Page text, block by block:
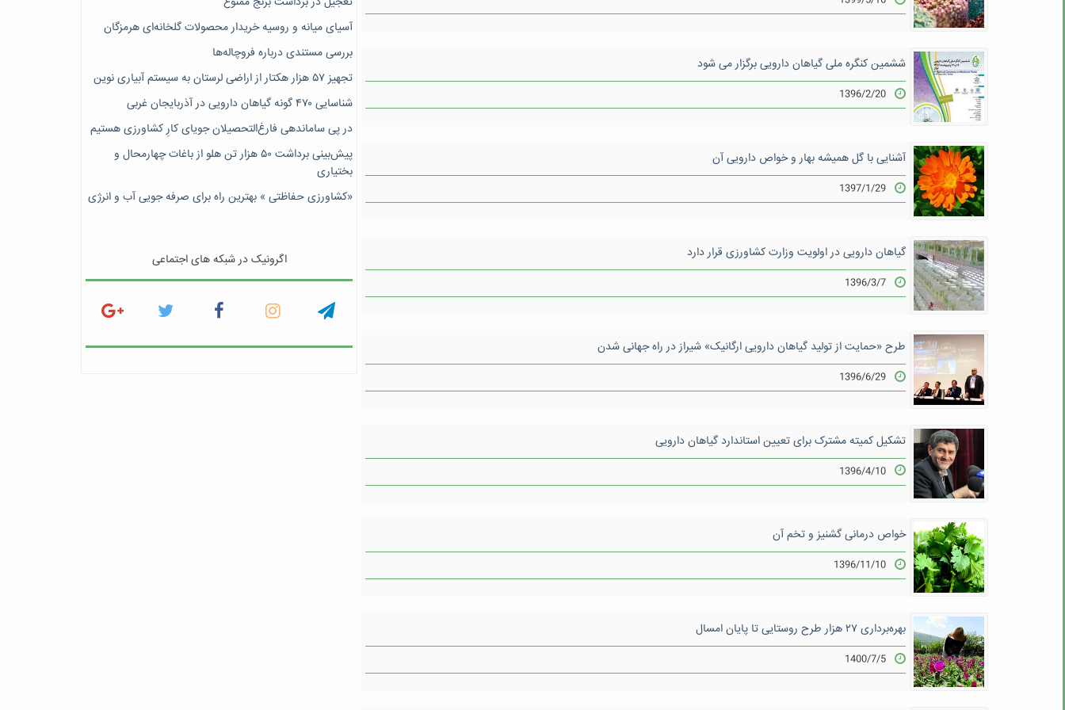
ششمین كنگره ملی گیاهان دارویی برگزار می شود
1396/2/20
آشنایی با گل همیشه بهار و خواص دارویی آن
1397/1/29
گیاهان دارویی در اولویت وزارت کشاورزی قرار دارد
1396/3/7
طرح «حمایت از تولید گیاهان دارویی ارگانیک» شیراز در راه جهانی شدن
1396/6/29
تشکیل کمیته مشترک برای تعیین استاندارد گیاهان دارویی
1396/4/10
خواص درمانی گشنیز و تخم آن
1396/11/10
بهره‌برداری ۲۷ هزار طرح روستایی تا پایان امسال
1400/7/5
آسیای میانه و روسیه خریدار محصولات گلخانه‌ای هرمزگان
بررسی مستندی درباره فروچاله‌ها
تجهیز ۵۷ هزار هکتار از اراضی لرستان به سیستم آبیاری نوین
شناسایی ۴۷٠ گونه گیاهان دارویی در آذربایجان غربی
در پی ساماندهی فارغ‌التحصیلان جویای کارِ کشاورزی هستیم
پیش‎‌بینی برداشت ۵۰ هزار تن هلو از باغات چهارمحال و
بختیاری
«کشاورزی حفاظتی » بهترین راه برای صرفه جویی آب و انرژی
اگرونیک در شبکه های اجتماعی